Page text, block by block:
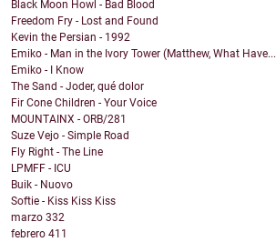
Black Moon Howl - Bad Blood
Freedom Fry - Lost and Found
Kevin the Persian - 1992
Emiko - Man in the Ivory Tower (Matthew, What Have...
Emiko - I Know
The Sand - Joder, qué dolor
Fir Cone Children - Your Voice
MOUNTAINX - ORB/281
Suze Vejo - Simple Road
Fly Right - The Line
LPMFF - ICU
Buik - Nuovo
Softie - Kiss Kiss Kiss
marzo 332
febrero 411